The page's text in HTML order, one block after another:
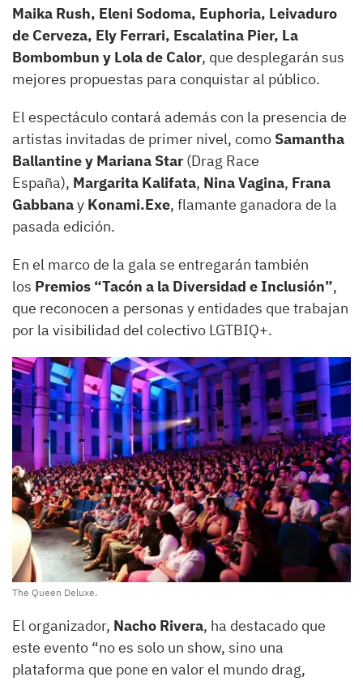
Maika Rush, Eleni Sodoma, Euphoria, Leivaduro
de Cerveza, Ely Ferrari, Escalatina Pier, La
Bombombun y Lola de Calor, que desplegarán sus
mejores propuestas para conquistar al público.
El espectáculo contará además con la presencia de
artistas invitadas de primer nivel, como Samantha
Ballantine y Mariana Star (Drag Race
España), Margarita Kalifata, Nina Vagina, Frana
Gabbanay Konami.Exe, flamante ganadora de la
pasada edición.
En el marco de la gala se entregarán también
los Premios “Tacón a la Diversidad e Inclusión”,
que reconocen a personas y entidades que trabajan
por la visibilidad del colectivo LGTBIQ+.
The Queen Deluxe.
El organizador, Nacho Rivera, ha destacado que
este evento “no es solo un show, sino una
plataforma que pone en valor el mundo drag,